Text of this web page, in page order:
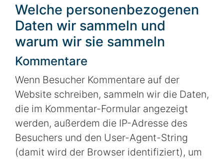
Welche personenbezogenen
Daten wir sammeln und
warum wir sie sammeln
Kommentare
Wenn Besucher Kommentare auf der
Website schreiben, sammeln wir die Daten,
die im Kommentar-Formular angezeigt
werden, außerdem die IP-Adresse des
Besuchers und den User-Agent-String
(damit wird der Browser identifiziert), um